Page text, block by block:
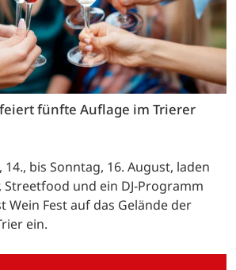
fünfte Auflage im Trierer
14., bis Sonntag, 16. August, laden
Streetfood und ein DJ-Programm
Wein Fest auf das Gelände der
ein.